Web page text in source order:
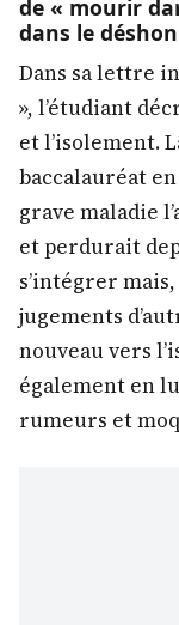
de « mourir
dans le
Dans sa lettre
», l’étudiant
et l’isolement.
baccalauréat
grave maladie
et perdurait
s’intégrer
jugements
nouveau vers
également en
rumeurs et